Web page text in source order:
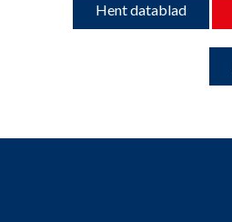
Hent datablad